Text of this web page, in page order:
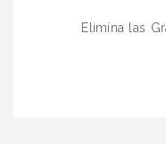
Elimina las